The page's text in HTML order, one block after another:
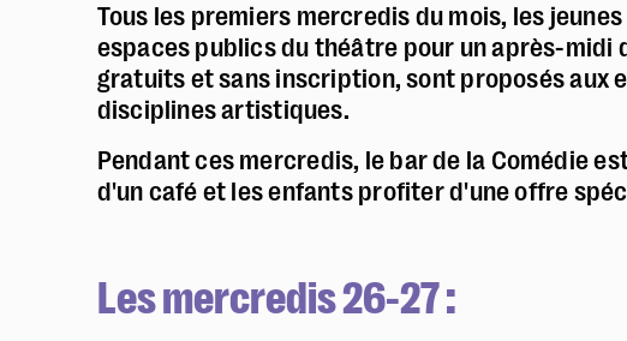
Tous les premiers mercredis du mois, les
espaces publics du théâtre pour un après-
gratuits et sans inscription, sont proposés
disciplines artistiques.
Pendant ces mercredis, le bar de la Comédie
d'un café et les enfants profiter d'une offre
Les mercredis 26-27 :